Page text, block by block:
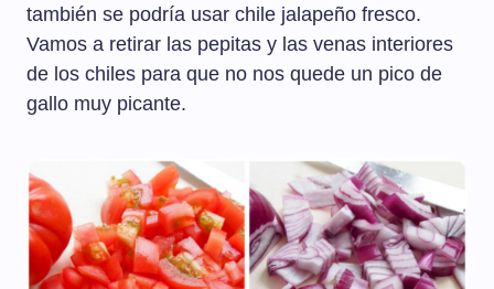
también se podría usar chile jalapeño fresco.
Vamos a retirar las pepitas y las venas interiores
de los chiles para que no nos quede un pico de
gallo muy picante.